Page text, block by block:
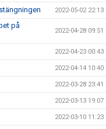
2022-05-02 22:13
på
2022-04-28 09:51
2022-04-23 00:43
2022-04-14 10:40
2022-03-28 23:41
2022-03-13 19:07
2022-03-10 11:23